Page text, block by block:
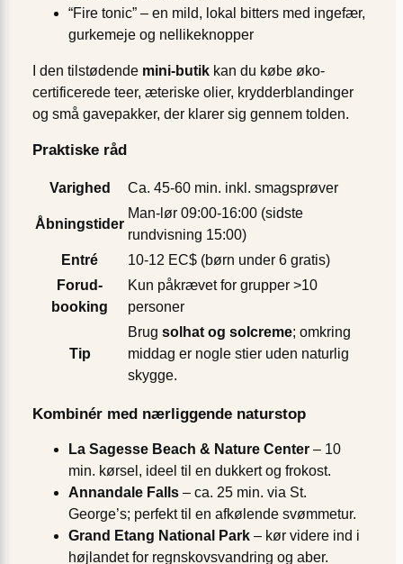
“Fire tonic” – en mild, lokal bitters med ingefær,
gurkemeje og nellikeknopper
I den tilstødende mini-butik kan du købe øko­
certificerede teer, æteriske olier, krydderblandinger
og små gavepakker, der klarer sig gennem tolden.
Praktiske råd
Varighed Ca. 45-60 min. inkl. smagsprøver
Åbningstider
Man-lør 09:00-16:00 (sidste
rundvisning 15:00)
Entré
10-12 EC$ (børn under 6 gratis)
Forud­
booking
Kun påkrævet for grupper >10
personer
Tip
Brug solhat og solcreme; omkring
middag er nogle stier uden naturlig
skygge.
Kombinér med nærliggende naturstop
La Sagesse Beach & Nature Center – 10
min. kørsel, ideel til en dukkert og frokost.
Annandale Falls – ca. 25 min. via St.
George’s; perfekt til en afkølende svømmetur.
Grand Etang National Park – kør videre ind i
højlandet for regnskovsvandring og aber.